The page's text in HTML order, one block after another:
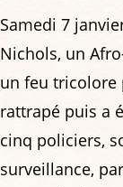
Samedi 7
Nichols, un
un feu tricolore
rattrapé puis a
cinq policiers,
surveillance,